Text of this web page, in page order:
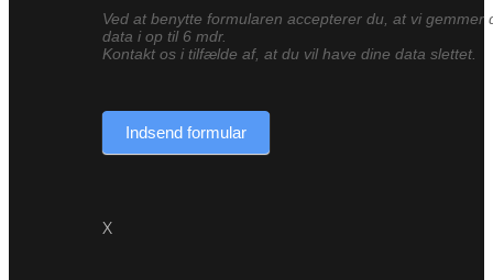
Ved at benytte formularen accepterer du, at vi gemmer
data i op til 6 mdr.
Kontakt os i tilfælde af, at du vil have dine data slettet.
Indsend formular
X